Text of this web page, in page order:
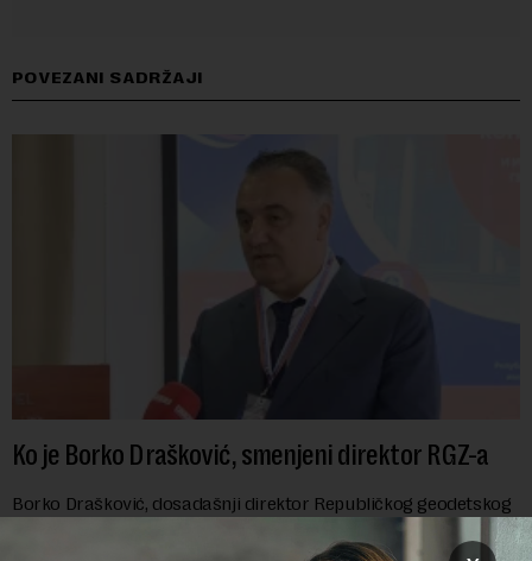
POVEZANI SADRŽAJI
Ko je Borko Drašković, smenjeni direktor RGZ-a
Borko Drašković, dosadašnji direktor Republičkog geodetskog
funkciji proveo čak 11 godina. Preciznije, on je 23. jula 2015.